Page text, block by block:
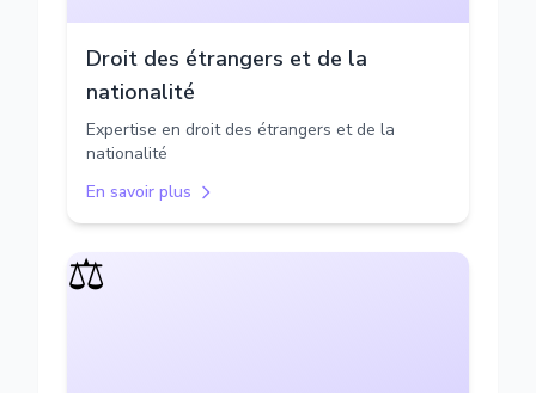
Droit des étrangers et de la
nationalité
Expertise en droit des étrangers et de la
nationalité
En savoir plus
⚖️